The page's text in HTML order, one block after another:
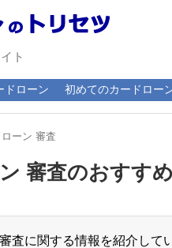
ト
ドローン 初めてのカードロー
ローン 審査
審査のおすす
査に関する情報を紹介して